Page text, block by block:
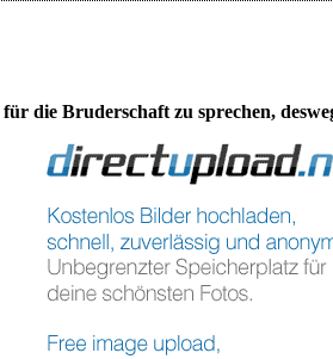
die Bruderschaft zu sprechen,